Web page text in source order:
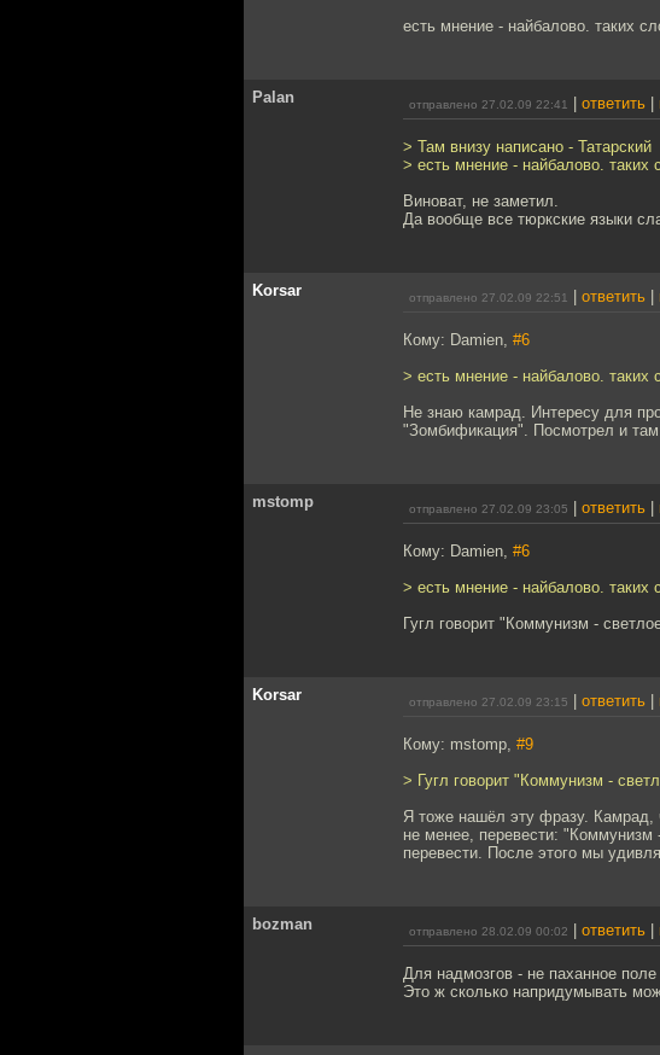
есть мнение - найбалово. таких
Palan отправлено 27.02.09 22:41 ответить
> Там внизу написано - Татарский
> есть мнение - найбалово. таких
Виноват, не заметил.
Да вообще все тюркские языки
Korsar отправлено 27.02.09 22:51 ответить
Кому: Damien, #6
> есть мнение - найбалово. таких
Не знаю камрад. Интересу для
"Зомбификация". Посмотрел и
mstomp отправлено 27.02.09 23:05 ответить
Кому: Damien, #6
> есть мнение - найбалово. таких
Гугл говорит "Коммунизм -
Korsar отправлено 27.02.09 23:15 ответить
Кому: mstomp, #9
> Гугл говорит "Коммунизм -
Я тоже нашёл эту фразу. Камрад,
не менее, перевести: "Коммунизм
перевести. После этого мы
bozman отправлено 28.02.09 00:02 ответить
Для надмозгов - не паханное
Это ж сколько напридумывать